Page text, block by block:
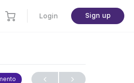
Login Sign up